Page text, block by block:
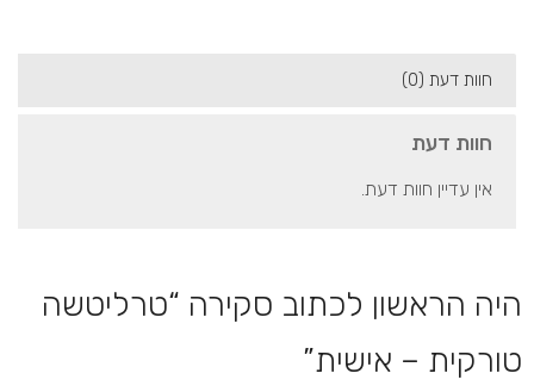
חוות דעת (0)
חוות דעת
אין עדיין חוות דעת.
היה הראשון לכתוב סקירה “טרליטשה
טורקית – אישית”